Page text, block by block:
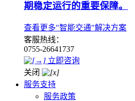
期稳定运行的重要保障。
查看更多"智能交通"解决方案
客服热线：
0755-26641737
立即咨询
关闭
服务支持
服务政策